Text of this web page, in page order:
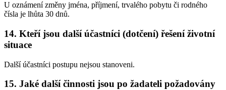
U oznámení změny jména, příjmení, trvalého pobytu či rodného
čísla je lhůta 30 dnů.
14. Kteří jsou další účastníci (dotčení) řešení životní
situace
Další účastníci postupu nejsou stanoveni.
15. Jaké další činnosti jsou po žadateli požadovány